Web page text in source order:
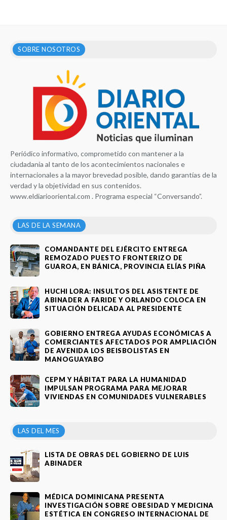
SOBRE NOSOTROS
Periódico informativo, comprometido con mantener a la
ciudadanía al tanto de los acontecimientos nacionales e
internacionales a la mayor brevedad posible, dando garantías de la
verdad y la objetividad en sus contenidos.
www.eldiariooriental.com . Programa especial “Conversando”.
LAS DE LA SEMANA
COMANDANTE DEL EJÉRCITO ENTREGA
REMOZADO PUESTO FRONTERIZO DE
GUAROA, EN BÁNICA, PROVINCIA ELÍAS PIÑA
HUCHI LORA: INSULTOS DEL ASISTENTE DE
ABINADER A FARIDE Y ORLANDO COLOCA EN
SITUACIÓN DELICADA AL PRESIDENTE
GOBIERNO ENTREGA AYUDAS ECONÓMICAS A
COMERCIANTES AFECTADOS POR AMPLIACIÓN
DE AVENIDA LOS BEISBOLISTAS EN
MANOGUAYABO
CEPM Y HÁBITAT PARA LA HUMANIDAD
IMPULSAN PROGRAMA PARA MEJORAR
VIVIENDAS EN COMUNIDADES VULNERABLES
LAS DEL MES
LISTA DE OBRAS DEL GOBIERNO DE LUIS
ABINADER
MÉDICA DOMINICANA PRESENTA
INVESTIGACIÓN SOBRE OBESIDAD Y MEDICINA
ESTÉTICA EN CONGRESO INTERNACIONAL DE